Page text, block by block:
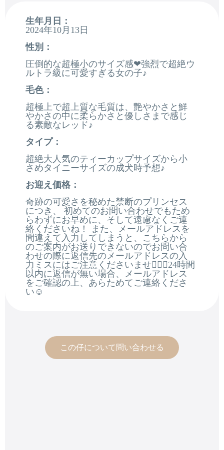
生年月日：
2024年10月13日
性別：
圧倒的な超極小のサイズ感❤強烈で超絶ウ
ルトラ級に可愛すぎる女の子♪
毛色：
超極上で超上質な毛質は、艶やかさと鮮
やかさの中に柔らかさと優しさまで感じ
る素敵なレッド♪
タイプ：
超絶大人気のティーカップサイズから小
さめタイニーサイズの成犬時予想♪
お迎え価格：
奇跡の可愛さを秘めた禁断のプリンセス
につき、 初めてのお問い合わせでもため
らわずにお早めに、そして遠慮なくご連
絡くださいね！ また、メールアドレスを
間違えて入力してしまうと、こちらから
のご案内がお送りできないのでお問い合
わせの際に返信先のメールアドレスの入
力ミスにはご注意くださいませ🙇🏻‍♂️24時間
以内に返信が無い場合、メールアドレス
をご確認の上、あらためてご連絡くださ
い☺️
この仔について問い合わせる